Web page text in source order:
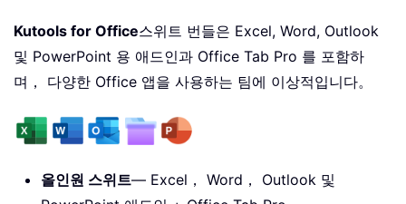
Kutools for Office스위트 번들은 Excel, Word, Outlook
및 PowerPoint 용 애드인과 Office Tab Pro 를 포함하
며， 다양한 Office 앱을 사용하는 팀에 이상적입니다。
올인원 스위트— Excel， Word， Outlook 및